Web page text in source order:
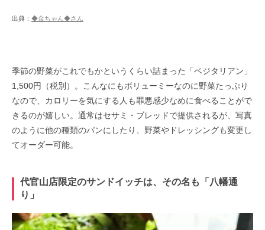
出典： ◆金ちゃん◆さん
季節の野菜がこれでもかというくらい詰まった「ベジタリアン」
1,500円（税別）。こんなにもボリューミーなのに野菜たっぷり
なので、カロリーを気にする人も罪悪感少なめに食べることがで
きるのが嬉しい。通常はセサミ・ブレッドで提供されるが、写真
のように他の種類のパンにしたり、野菜やドレッシングも変更し
てオーダー可能。
代官山店限定のサンドイッチは、その名も「八幡通
り」